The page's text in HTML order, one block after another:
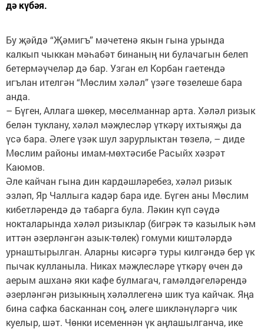
дә күбәя.
Бу җәйдә “Җәмигъ” мәчетенә якын гына урында
калкып чыккан мәһабәт бинаның ни булачагын белеп
бетермәүчеләр дә бар. Узган ел Корбан гаетендә
игълан ителгән “Мөслим хәләл” үзәге төзелеше бара
анда.
– Бүген, Аллага шөкер, мөселманнар арта. Хәләл ризык
белән туклану, хәләл мәҗлесләр үткәрү ихтыяҗы да
үсә бара. Әлеге үзәк шул зарурлыктан төзелә, – диде
Мөслим районы имам-мөхтәсибе Расыйх хәзрәт
Каюмов.
Әле кайчан гына дин кардәшләребез, хәләл ризык
эзләп, Яр Чаллыга кадәр бара иде. Бүген аны Мөслим
кибетләрендә дә табарга була. Ләкин күп сәүдә
нокталарында хәләл ризыклар (бигрәк тә казылык һәм
иттән әзерләнгән азык-төлек) гомуми киштәләрдә
урнаштырылган. Аларны кисәргә туры килгәндә бер үк
пычак кулланыла. Никах мәҗлесләре үткәрү өчен дә
аерым ашханә яки кафе булмагач, гамәлдәгеләрендә
әзерләнгән ризыкның хәләллегенә шик туа кайчак. Яңа
бина сафка басканнан соң, әлеге шикләнүләргә чик
куелыр, шәт. Чөнки исеменнән үк аңлашылганча, ике